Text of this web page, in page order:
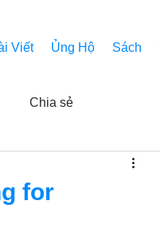
Viết Ủng Hộ Sách
Chia sẻ
Các bài pháp
for